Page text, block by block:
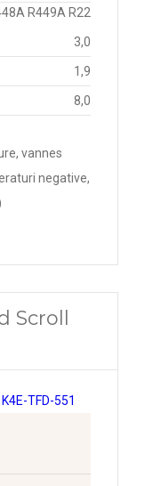
R449A R22
3,0
1,9
8,0
vannes
negative,
Scroll